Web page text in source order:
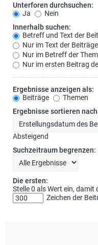
Unterforen durchsuchen:
Ja
Nein
Innerhalb suchen:
Betreff und Text der
Nur im Text der Beiträge
Nur im Betreff der
Nur im ersten Beitrag
Ergebnisse anzeigen als:
Beiträge
Themen
Ergebnisse sortieren
Absteigend
Suchzeitraum begrenzen:
Die ersten:
Stelle 0 als Wert ein,
Zeichen der